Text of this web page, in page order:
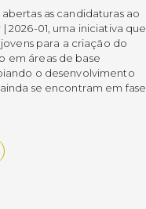
as candidaturas ao
2026-01, uma iniciativa que
para a criação do
em áreas de base
o desenvolvimento
se encontram em fase